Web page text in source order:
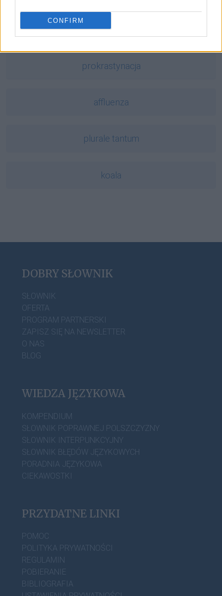
CONFIRM
Brexit
prokrastynacja
affluenza
plurale tantum
koala
DOBRY SŁOWNIK
SŁOWNIK
OFERTA
PROGRAM PARTNERSKI
ZAPISZ SIĘ NA NEWSLETTER
O NAS
BLOG
WIEDZA JĘZYKOWA
KOMPENDIUM
SŁOWNIK POPRAWNEJ POLSZCZYZNY
SŁOWNIK INTERPUNKCYJNY
SŁOWNIK BŁĘDÓW JĘZYKOWYCH
PORADNIA JĘZYKOWA
CIEKAWOSTKI
PRZYDATNE LINKI
POMOC
POLITYKA PRYWATNOŚCI
REGULAMIN
POBIERANIE
BIBLIOGRAFIA